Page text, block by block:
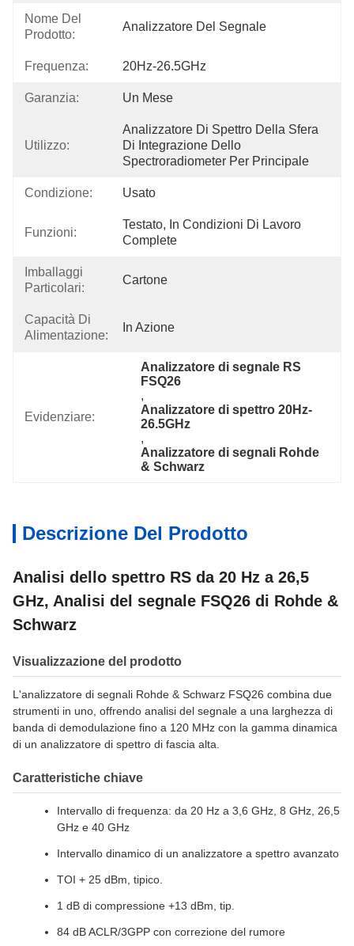
Nome Del
Prodotto:
Analizzatore Del Segnale
Frequenza: 20Hz-26.5GHz
Garanzia: Un Mese
Utilizzo:
Analizzatore Di Spettro Della Sfera
Di Integrazione Dello
Spectroradiometer Per Principale
Condizione: Usato
Funzioni:
Testato, In Condizioni Di Lavoro
Complete
Imballaggi
Particolari:
Cartone
Capacità Di
Alimentazione:
In Azione
Evidenziare:
Analizzatore di segnale RS
FSQ26
,
Analizzatore di spettro 20Hz-
26.5GHz
,
Analizzatore di segnali Rohde
& Schwarz
Descrizione Del Prodotto
Analisi dello spettro RS da 20 Hz a 26,5
GHz, Analisi del segnale FSQ26 di Rohde &
Schwarz
Visualizzazione del prodotto
L'analizzatore di segnali Rohde & Schwarz FSQ26 combina due
strumenti in uno, offrendo analisi del segnale a una larghezza di
banda di demodulazione fino a 120 MHz con la gamma dinamica
di un analizzatore di spettro di fascia alta.
Caratteristiche chiave
Intervallo di frequenza: da 20 Hz a 3,6 GHz, 8 GHz, 26,5
GHz e 40 GHz
Intervallo dinamico di un analizzatore a spettro avanzato
TOI + 25 dBm, tipico.
1 dB di compressione +13 dBm, tip.
84 dB ACLR/3GPP con correzione del rumore